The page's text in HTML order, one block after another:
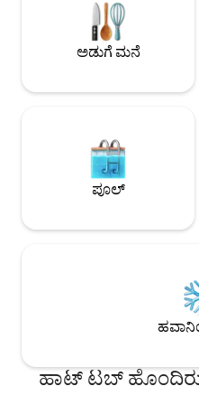
ಇರಿಸಲಾಗಿದೆ, ಇದು ಕೆಲಸದಲ್ಲಿ
ಅವಕಾಶವನ್ನು ಸಹ ನೀಡುತ್ತದೆ!
ಅಡುಗೆ ಮನೆ
ಪೂಲ್
ಹಾಟ್ ಟಬ್